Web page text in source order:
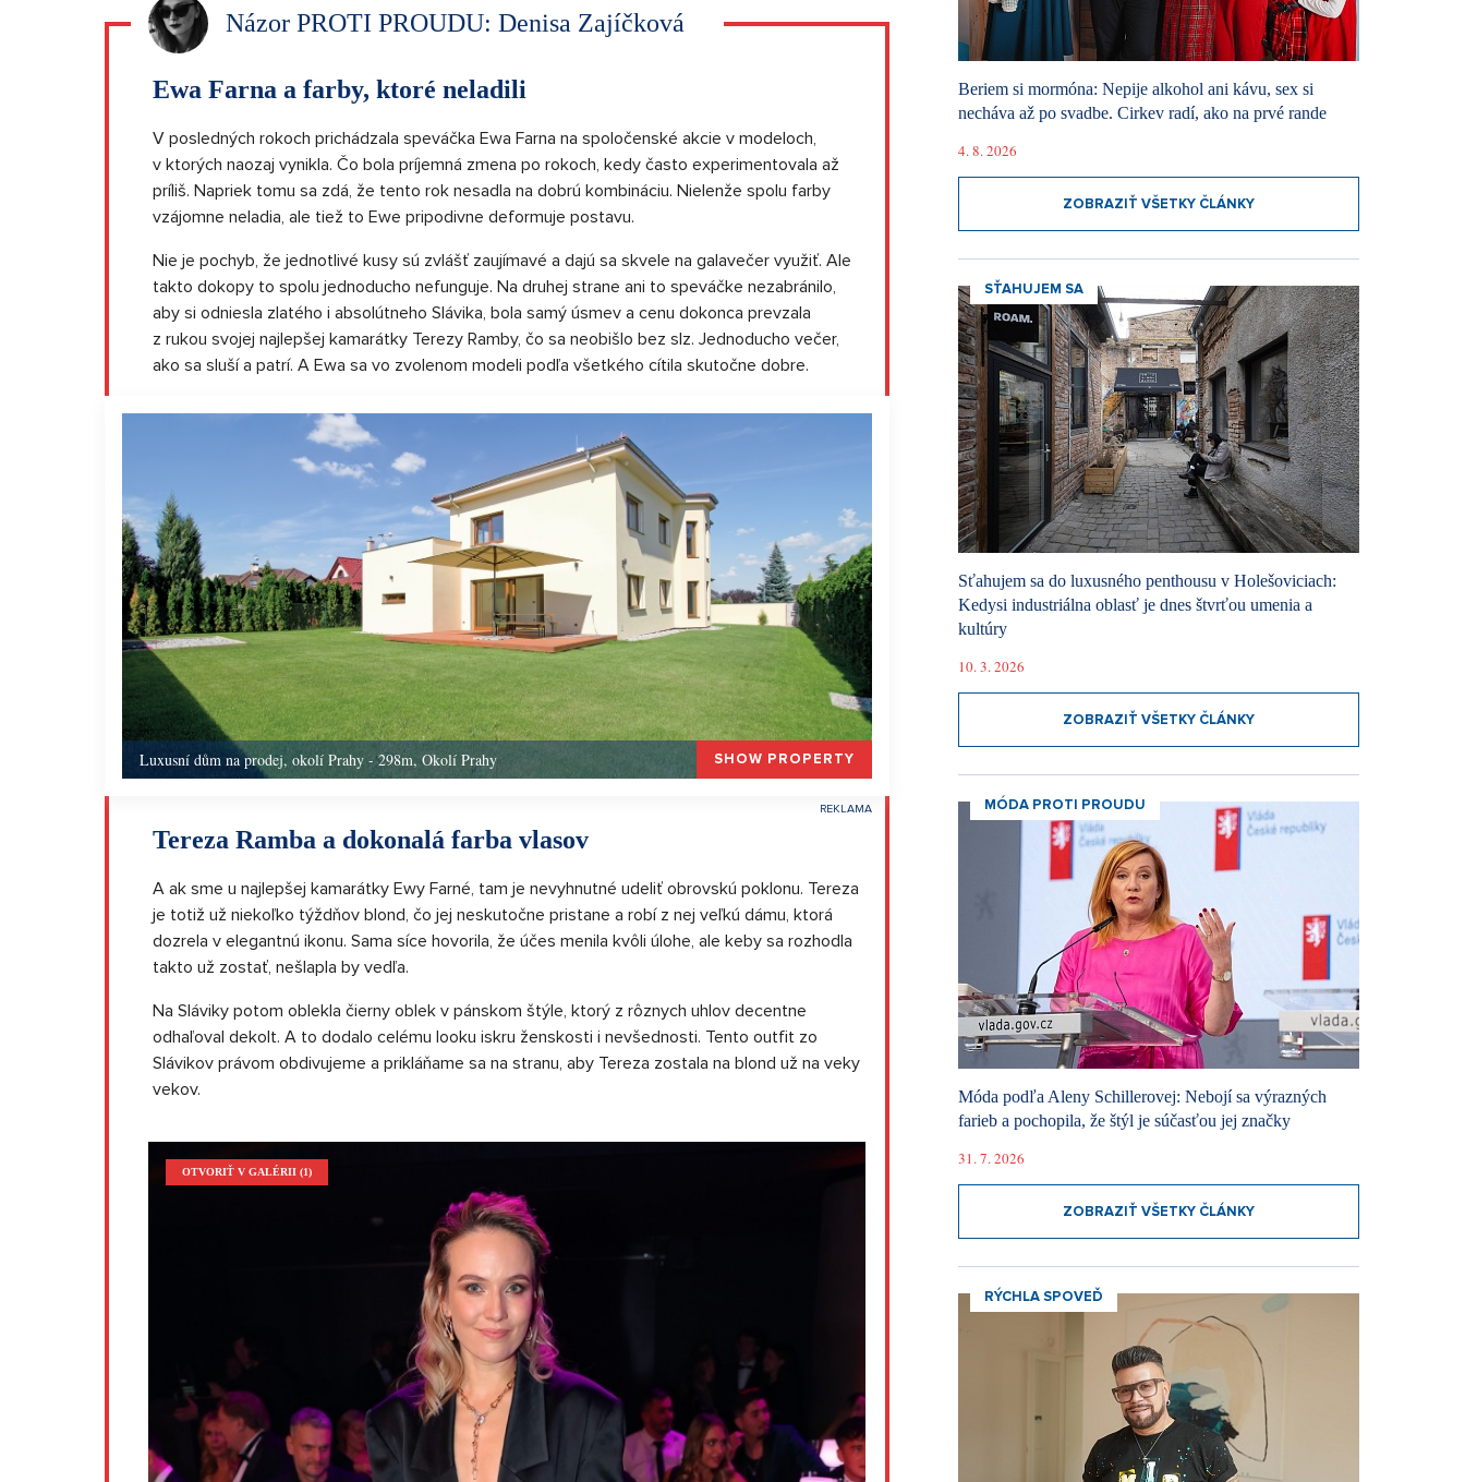
Názor PROTI PROUDU: Denisa Zajíčková
Ewa Farna a farby, ktoré neladili
V posledných rokoch prichádzala speváčka Ewa Farna na spoločenské akcie v modeloch,
v ktorých naozaj vynikla. Čo bola príjemná zmena po rokoch, kedy často experimentovala až
príliš. Napriek tomu sa zdá, že tento rok nesadla na dobrú kombináciu. Nielenže spolu farby
vzájomne neladia, ale tiež to Ewe pripodivne deformuje postavu.
Nie je pochyb, že jednotlivé kusy sú zvlášť zaujímavé a dajú sa skvele na galavečer využiť. Ale
takto dokopy to spolu jednoducho nefunguje. Na druhej strane ani to speváčke nezabránilo,
aby si odniesla zlatého i absolútneho Slávika, bola samý úsmev a cenu dokonca prevzala
z rukou svojej najlepšej kamarátky Terezy Ramby, čo sa neobišlo bez slz. Jednoducho večer,
ako sa sluší a patrí. A Ewa sa vo zvolenom modeli podľa všetkého cítila skutočne dobre.
Luxusní dům na prodej, okolí Prahy - 298m, Okolí Prahy SHOW PROPERTY
Tereza Ramba a dokonalá farba vlasov
A ak sme u najlepšej kamarátky Ewy Farné, tam je nevyhnutné udeliť obrovskú poklonu. Tereza
je totiž už niekoľko týždňov blond, čo jej neskutočne pristane a robí z nej veľkú dámu, ktorá
dozrela v elegantnú ikonu. Sama síce hovorila, že účes menila kvôli úlohe, ale keby sa rozhodla
takto už zostať, nešlapla by vedľa.
Na Sláviky potom oblekla čierny oblek v pánskom štýle, ktorý z rôznych uhlov decentne
odhaľoval dekolt. A to dodalo celému looku iskru ženskosti i nevšednosti. Tento outfit zo
Slávikov právom obdivujeme a prikláňame sa na stranu, aby Tereza zostala na blond už na veky
vekov.
OTVORIŤ V GALÉRII (1)
Beriem si mormóna: Nepije alkohol ani kávu, sex si
necháva až po svadbe. Cirkev radí, ako na prvé rande
4. 8. 2026
ZOBRAZIŤ VŠETKY ČLÁNKY
SŤAHUJEM SA
Sťahujem sa do luxusného penthousu v Holešoviciach:
Kedysi industriálna oblasť je dnes štvrťou umenia a
kultúry
10. 3. 2026
ZOBRAZIŤ VŠETKY ČLÁNKY
MÓDA PROTI PROUDU
Móda podľa Aleny Schillerovej: Nebojí sa výrazných
farieb a pochopila, že štýl je súčasťou jej značky
31. 7. 2026
ZOBRAZIŤ VŠETKY ČLÁNKY
RÝCHLA SPOVEĎ